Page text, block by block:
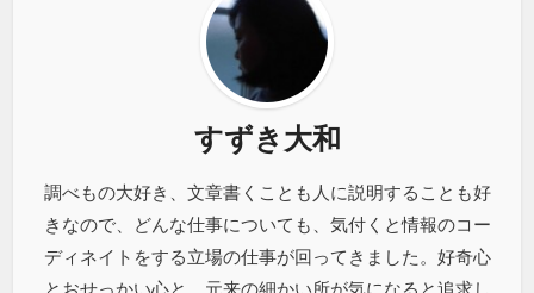
すずき大和
調べもの大好き、文章書くことも人に説明することも好
きなので、どんな仕事についても、気付くと情報のコー
ディネイトをする立場の仕事が回ってきました。好奇心
とおせっかい心と、元来の細かい所が気になると追求し